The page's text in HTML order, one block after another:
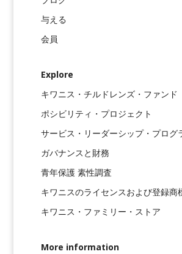
与える
会員
Explore
キワニス・チルドレンズ・ファンド
ポシビリティ・プロジェクト
サービス・リーダーシップ・プログ
ガバナンスと財務
青年保護 素性調査
キワニスのライセンスおよび登録商
キワニス・ファミリー・ストア
More information